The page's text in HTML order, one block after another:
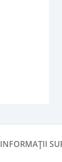
INFORMAȚII